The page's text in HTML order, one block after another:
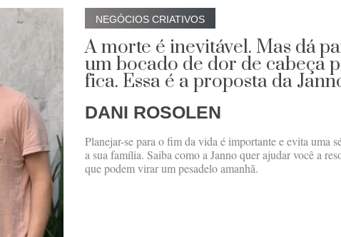
NEGÓCIOS CRIATIVOS
A morte é inevitável. Mas dá
um bocado de dor de cabeça
fica. Essa é a proposta da
DANI ROSOLEN
Planejar-se para o fim da vida é importante e evita uma
a sua família. Saiba como a Janno quer ajudar você a
que podem virar um pesadelo amanhã.